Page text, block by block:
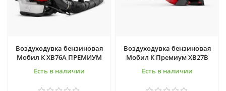
Воздуходувка бензиновая
Мобил К XB76А ПРЕМИУМ
Есть в наличии
Воздуходувка бензиновая
Мобил К Премиум XB27В
Есть в наличии